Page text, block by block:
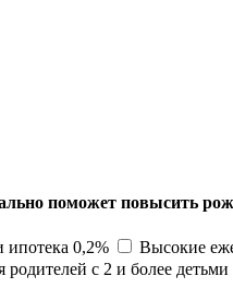
поможет повысить
ипотека 0,2% Высокие
с 2 и более детьми